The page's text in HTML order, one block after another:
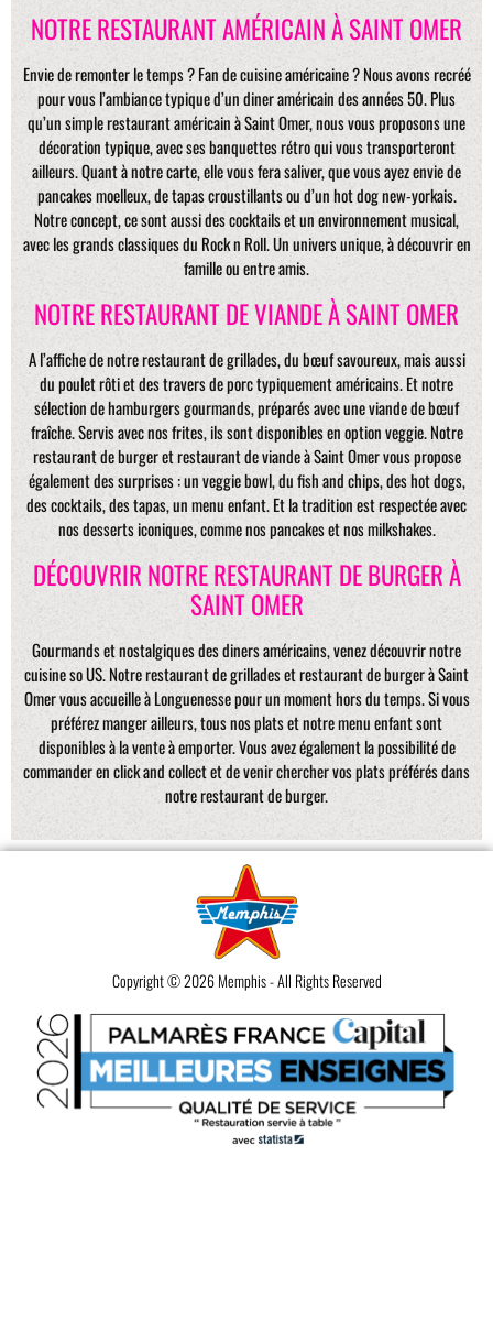
NOTRE RESTAURANT AMÉRICAIN À SAINT OMER
Envie de remonter le temps ? Fan de cuisine américaine ? Nous avons recréé
pour vous l’ambiance typique d’un diner américain des années 50. Plus
qu’un simple restaurant américain à Saint Omer, nous vous proposons une
décoration typique, avec ses banquettes rétro qui vous transporteront
ailleurs. Quant à notre carte, elle vous fera saliver, que vous ayez envie de
pancakes moelleux, de tapas croustillants ou d’un hot dog new-yorkais.
Notre concept, ce sont aussi des cocktails et un environnement musical,
avec les grands classiques du Rock n Roll. Un univers unique, à découvrir en
famille ou entre amis.
NOTRE RESTAURANT DE VIANDE À SAINT OMER
A l’affiche de notre restaurant de grillades, du bœuf savoureux, mais aussi
du poulet rôti et des travers de porc typiquement américains. Et notre
sélection de hamburgers gourmands, préparés avec une viande de bœuf
fraîche. Servis avec nos frites, ils sont disponibles en option veggie. Notre
restaurant de burger et restaurant de viande à Saint Omer vous propose
également des surprises : un veggie bowl, du fish and chips, des hot dogs,
des cocktails, des tapas, un menu enfant. Et la tradition est respectée avec
nos desserts iconiques, comme nos pancakes et nos milkshakes.
DÉCOUVRIR NOTRE RESTAURANT DE BURGER À
SAINT OMER
Gourmands et nostalgiques des diners américains, venez découvrir notre
cuisine so US. Notre restaurant de grillades et restaurant de burger à Saint
Omer vous accueille à Longuenesse pour un moment hors du temps. Si vous
préférez manger ailleurs, tous nos plats et notre menu enfant sont
disponibles à la vente à emporter. Vous avez également la possibilité de
commander en click and collect et de venir chercher vos plats préférés dans
notre restaurant de burger.
Copyright © 2026 Memphis - All Rights Reserved